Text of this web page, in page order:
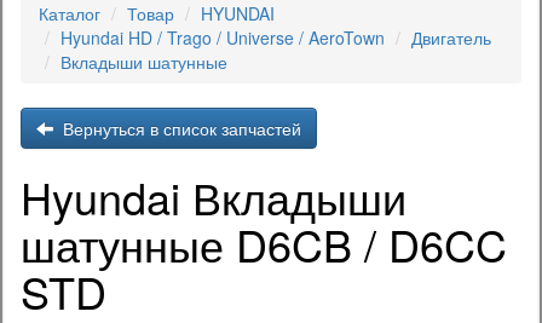
Каталог Товар
HYUNDAI
Hyundai HD / Trago / Universe / AeroTown
Двигатель
Вкладыши шатунные
Вернуться в список запчастей
Hyundai Вкладыши
шатунные D6CB / D6CC
STD